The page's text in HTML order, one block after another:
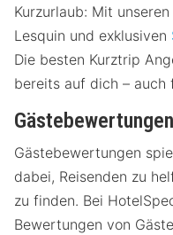
Kurzurlaub: Mit
Lesquin und exklusiven
Die besten Kurztrip
bereits auf dich – auch
Gästebewertungen
Gästebewertungen
dabei, Reisenden zu
zu finden. Bei
Bewertungen von